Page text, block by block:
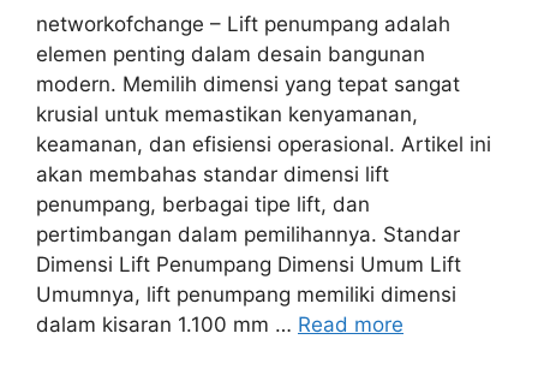
networkofchange – Lift penumpang adalah
elemen penting dalam desain bangunan
modern. Memilih dimensi yang tepat sangat
krusial untuk memastikan kenyamanan,
keamanan, dan efisiensi operasional. Artikel ini
akan membahas standar dimensi lift
penumpang, berbagai tipe lift, dan
pertimbangan dalam pemilihannya. Standar
Dimensi Lift Penumpang Dimensi Umum Lift
Umumnya, lift penumpang memiliki dimensi
dalam kisaran 1.100 mm … Read more